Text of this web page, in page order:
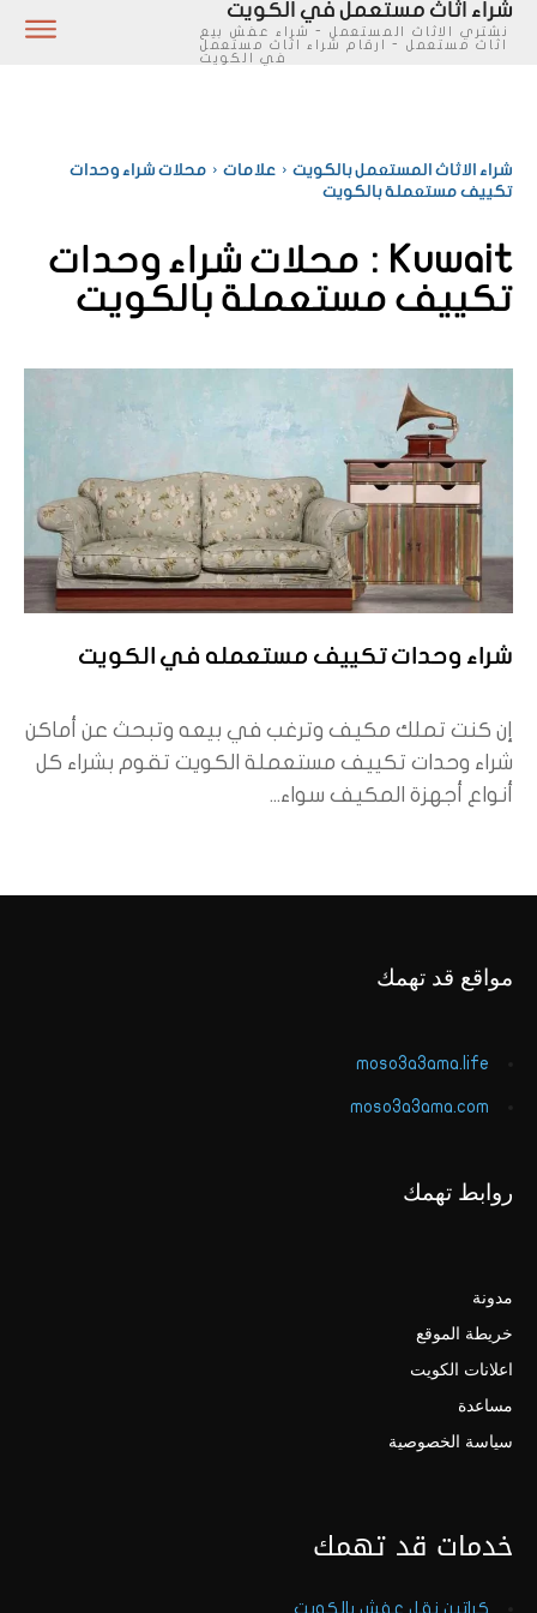
شراء اثاث مستعمل في الكويت
نشتري الاثاث المستعمل - شراء عفش بيع
اثاث مستعمل - ارقام شراء اثاث مستعمل
في الكويت
شراء الاثاث المستعمل بالكويت علامات
محلات شراء وحدات
تكييف مستعملة بالكويت
Kuwait :
محلات شراء وحدات
تكييف مستعملة بالكويت
شراء وحدات تكييف مستعمله في الكويت
إن كنت تملك مكيف وترغب في بيعه وتبحث عن أماكن
شراء وحدات تكييف مستعملة الكويت تقوم بشراء كل
أنواع أجهزة المكيف سواء...
مواقع قد تهمك
moso3a3ama.life
moso3a3ama.com
روابط تهمك
مدونة
خريطة الموقع
اعلانات الكويت
مساعدة
سياسة الخصوصية
خدمات قد تهمك
كراتين نقل عفش بالكويت